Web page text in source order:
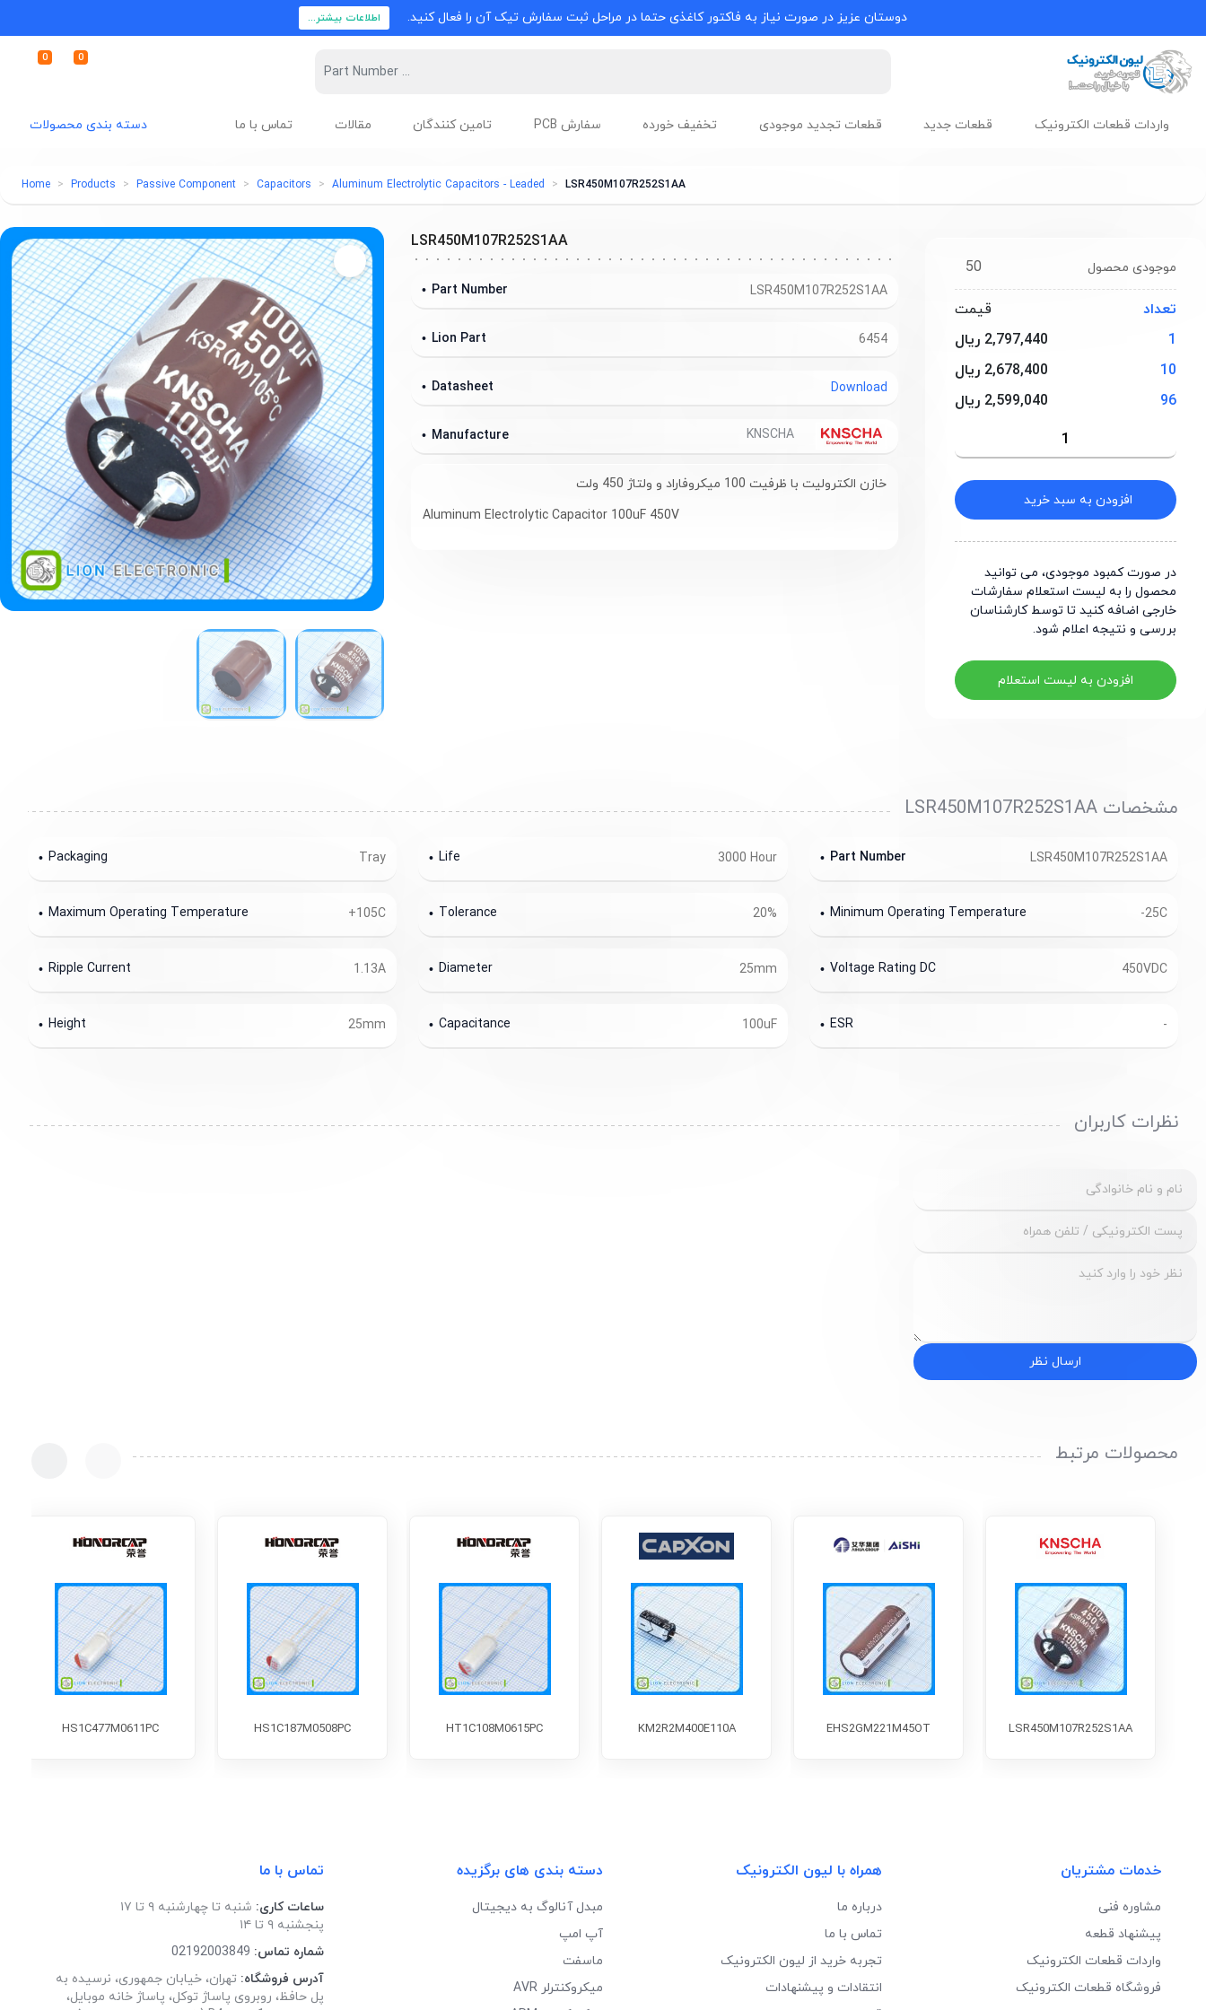
دوستان عزیز در صورت نیاز به فاکتور کاغذی حتما در مراحل ثبت سفارش تیک آن را فعال کنید. اطلاعات بیشتر...
0 0
دسته بندی محصولات واردات قطعات الکترونیک قطعات جدید قطعات تجدید موجودی تخفیف خورده سفارش PCB تامین کنندگان مقالات تماس با ما
Home Products Passive Component Capacitors Aluminum Electrolytic Capacitors - Leaded LSR450M107R252S1AA
50 موجودی محصول
تعداد
قیمت
1
2,797,440 ریال
10
2,678,400 ریال
96
2,599,040 ریال
افزودن به سبد خرید
در صورت کمبود موجودی، می توانید
محصول را به لیست استعلام سفارشات
خارجی اضافه کنید تا توسط کارشناسان
بررسی و نتیجه اعلام شود.
افزودن به لیست استعلام
LSR450M107R252S1AA
LSR450M107R252S1AA
Part Number
6454
Lion Part
Download
Datasheet
KNSCHA
Manufacture
خازن الکترولیت با ظرفیت 100 میکروفاراد و ولتاژ 450 ولت
Aluminum Electrolytic Capacitor 100uF 450V
مشخصات LSR450M107R252S1AA
LSR450M107R252S1AA
Part Number
3000 Hour
Life
Tray
Packaging
-25C
Minimum Operating Temperature
20%
Tolerance
+105C
Maximum Operating Temperature
450VDC
Voltage Rating DC
25mm
Diameter
1.13A
Ripple Current
-
ESR
100uF
Capacitance
25mm
Height
نظرات کاربران
ارسال نظر
محصولات مرتبط
LSR450M107R252S1AA
EHS2GM221M45OT
KM2R2M400E110A
HT1C108M0615PC
HS1C187M0508PC
HS1C477M0611PC
خدمات مشتریان
مشاوره فنی
پیشنهاد قطعه
واردات قطعات الکترونیک
فروشگاه قطعات الکترونیک
همراه با لیون الکترونیک
درباره ما
تماس با ما
تجربه خرید از لیون الکترونیک
انتقادات و پیشنهادات
دسته بندی های برگزیده
مبدل آنالوگ به دیجیتال
آپ امپ
ماسفت
میکروکنترلر AVR
تماس با ما
ساعات کاری: شنبه تا چهارشنبه ۹ تا ۱۷
پنجشنبه ۹ تا ۱۴
شماره تماس: 02192003849
آدرس فروشگاه: تهران، خیابان جمهوری، نرسیده به
پل حافظ، روبروی پاساژ توکل، پاساژ خانه موبایل،